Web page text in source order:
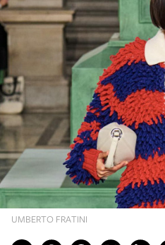
UMBERTO FRATINI